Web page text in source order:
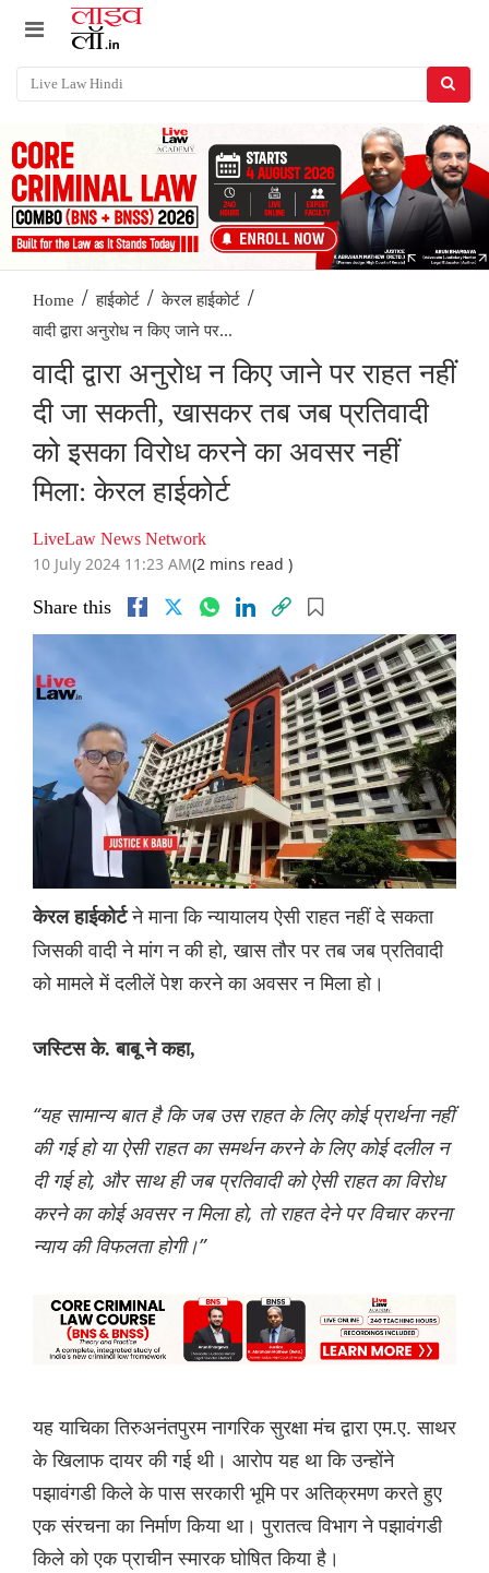
Home / हाईकोर्ट / केरल हाईकोर्ट /
वादी द्वारा अनुरोध न किए जाने पर...
वादी द्वारा अनुरोध न किए जाने पर राहत नहीं
दी जा सकती, खासकर तब जब प्रतिवादी
को इसका विरोध करने का अवसर नहीं
मिला: केरल हाईकोर्ट
LiveLaw News Network
10 July 2024 11:23 AM(2 mins read )
Share this
केरल हाईकोर्टने माना कि न्यायालय ऐसी राहत नहीं दे सकता
जिसकी वादी ने मांग न की हो, खास तौर पर तब जब प्रतिवादी
को मामले में दलीलें पेश करने का अवसर न मिला हो।
जस्टिस के. बाबू ने कहा,
“यह सामान्य बात है कि जब उस राहत के लिए कोई प्रार्थना नहीं
की गई हो या ऐसी राहत का समर्थन करने के लिए कोई दलील न
दी गई हो, और साथ ही जब प्रतिवादी को ऐसी राहत का विरोध
करने का कोई अवसर न मिला हो, तो राहत देने पर विचार करना
न्याय की विफलता होगी।”
यह याचिका ‌तिरुअनंतपुरम नागरिक सुरक्षा मंच द्वारा एम.ए. साथर
के खिलाफ दायर की गई थी। आरोप यह था कि उन्होंने
पझावंगडी किले के पास सरकारी भूमि पर अतिक्रमण करते हुए
एक संरचना का निर्माण किया था। पुरातत्व विभाग ने पझावंगडी
किले को एक प्राचीन स्मारक घोषित किया है।